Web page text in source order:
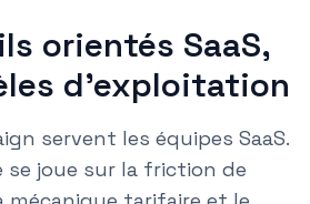
orientés SaaS,
d'exploitation
servent les équipes SaaS.
se joue sur la friction de